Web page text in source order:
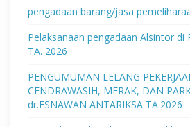
pengadaan barang/jasa
Pelaksanaan pengadaan Alsintor di
TA. 2026
PENGUMUMAN LELANG
CENDRAWASIH, MERAK, DAN
dr.ESNAWAN ANTARIKSA TA.2026